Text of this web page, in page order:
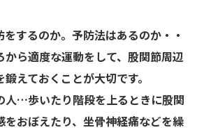
するのか。予防法はあるのか・・
から適度な運動をして、股関節周辺
えておくことが大切です。
人…歩いたり階段を上るときに股関
をおぼえたり、坐骨神経痛などを繰